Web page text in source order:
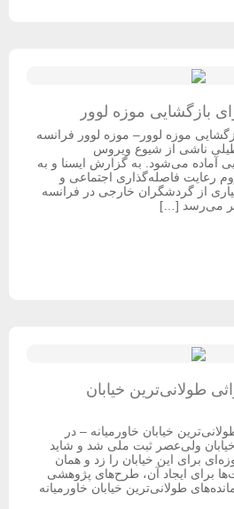
موزه لوور
موزه لوور– موزه لوور فرانسه
ناشی از شیوع ویروس
آماده می‌شود. به گزارش ایسنا و به
رعایت فاصله‌گذاری اجتماعی و
از گردشگران خارجی در فرانسه
می‌رسد […]
طولانی‌ترین خیابان
خیابان خاورمیانه – در
ولی‌عصر ثبت ملی شد و شاید
برای این خیابان را زد و همان
برای ایجاد آن، طرح‌های پژوهشی
طولانی‌ترین خیابان خاورمیانه